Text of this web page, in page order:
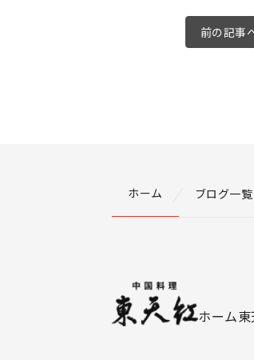
前の記事
ホーム ブログ一覧
ホーム